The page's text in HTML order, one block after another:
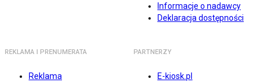
Informacje o nadawcy
Deklaracja dostępności
REKLAMA I PRENUMERATA
Reklama
PARTNERZY
E-kiosk.pl